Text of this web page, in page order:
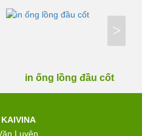
in ống lồng đầu cốt
>
Luyện,